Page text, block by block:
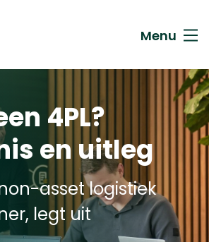
Menu
4PL?
en uitleg
non-asset logistiek
legt uit